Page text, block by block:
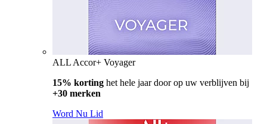
ALL Accor+ Voyager
15% korting het hele jaar door op uw verblijven bij
+30 merken
Word Nu Lid